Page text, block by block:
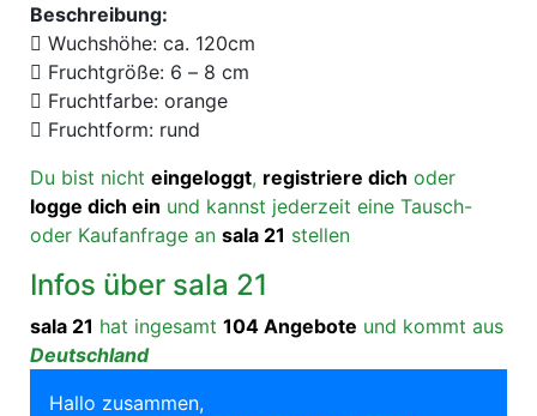
Beschreibung:
 Wuchshöhe: ca. 120cm
 Fruchtgröße: 6 – 8 cm
 Fruchtfarbe: orange
 Fruchtform: rund
Du bist nicht eingeloggt, registriere dich oder
logge dich ein und kannst jederzeit eine Tausch-
oder Kaufanfrage an sala 21 stellen
Infos über sala 21
sala 21 hat ingesamt 104 Angebote und kommt aus
Deutschland
Hallo zusammen,